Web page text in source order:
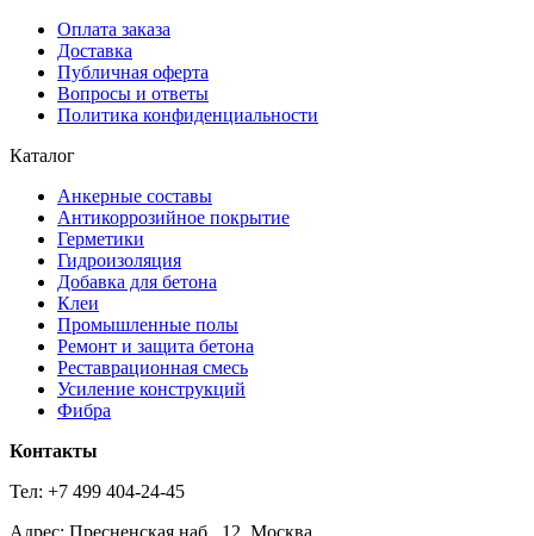
Оплата заказа
Доставка
Публичная оферта
Вопросы и ответы
Политика конфиденциальности
Каталог
Анкерные составы
Антикоррозийное покрытие
Герметики
Гидроизоляция
Добавка для бетона
Клеи
Промышленные полы
Ремонт и защита бетона
Реставрационная смесь
Усиление конструкций
Фибра
Контакты
Тел: +7 499 404-24-45
Адрес: Пресненская наб., 12, Москва